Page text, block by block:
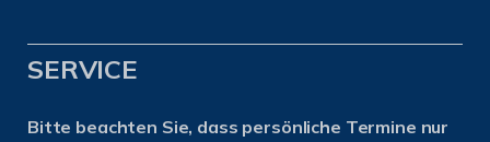
SERVICE
Bitte beachten Sie, dass persönliche Termine nur